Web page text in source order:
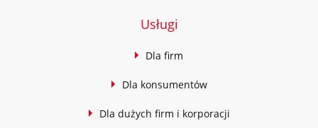
Usługi
Dla firm
Dla konsumentów
Dla dużych firm i korporacji